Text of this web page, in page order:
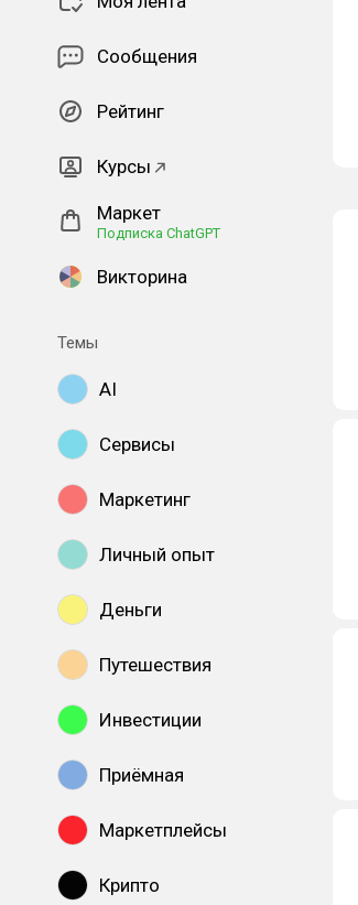
Сообщения
Рейтинг
Курсы
Маркет
Подписка ChatGPT
Викторина
Темы
AI
Сервисы
Маркетинг
Личный опыт
Деньги
Путешествия
Инвестиции
Приёмная
Маркетплейсы
Крипто